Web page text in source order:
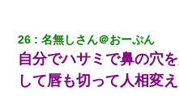
ろ」→ 俺「完全に恐喝になって
て知ってる？」
26 名無しさん＠おーぷん
自分でハサミで鼻の穴
して唇も切って人相変